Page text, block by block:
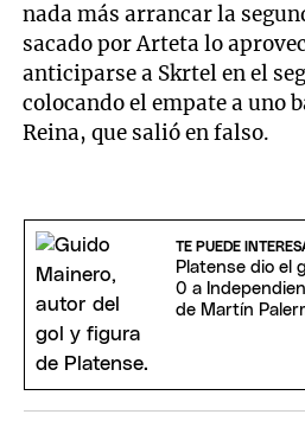
nada más arrancar la
sacado por Arteta lo
anticiparse a Skrtel en el
colocando el empate a uno
Reina, que salió en falso.
TE PUEDE
Platense dio el
0 a
de Martín